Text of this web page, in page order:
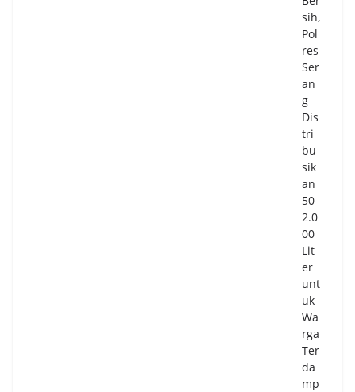
sih,
Pol
res
Ser
an
g
Dis
tri
bu
sik
an
50
2.0
00
Lit
er
unt
uk
Wa
rga
Ter
da
mp